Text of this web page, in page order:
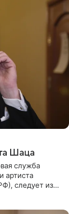
Шаца
служба
артиста
следует из